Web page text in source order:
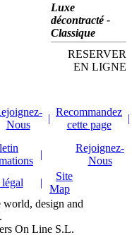
à
de
de
jardins
ses
un
ses
Luxe
décontracté -
Classique
RESERVER
EN LIGNE
Nous
|
Recommandez
cette page
|
|
Rejoignez-
Nous
|
Site
Map
design and
On Line S.L.